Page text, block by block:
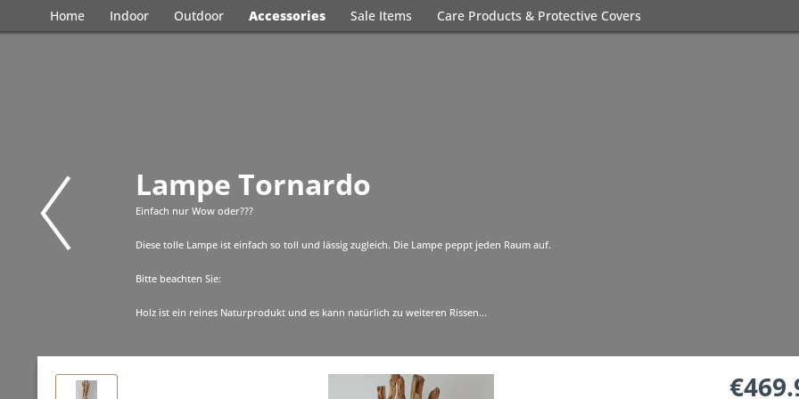
Home Indoor Outdoor Accessories Sale Items Care Products & Protective Covers
Lampe Tornardo
Einfach nur Wow oder???
Diese tolle Lampe ist einfach so toll und lässig zugleich. Die Lampe peppt jeden Raum auf.
Bitte beachten Sie:
Holz ist ein reines Naturprodukt und es kann natürlich zu weiteren Rissen...